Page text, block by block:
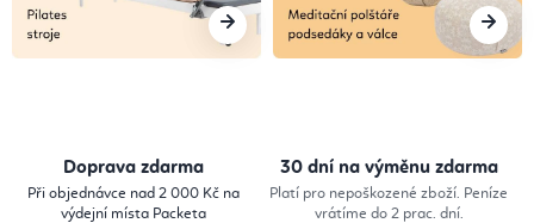
a
,
Doprava zdarma
Při objednávce nad 2 000 Kč na
výdejní místa Packeta
30 dní na výměnu zdarma
Platí pro nepoškozené zboží. Peníze
vrátíme do 2 prac. dní.